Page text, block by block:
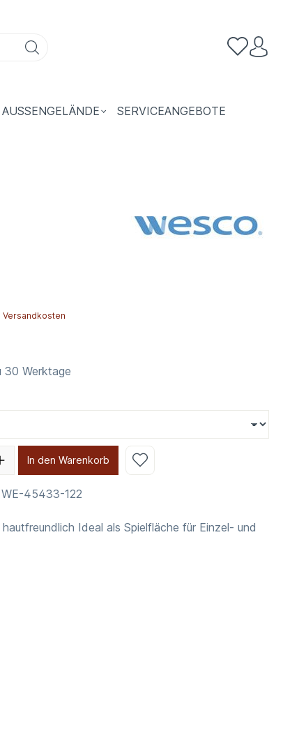
AUSSENGELÄNDE SERVICEANGEBOTE
Versandkosten
30 Werktage
In den Warenkorb
WE-45433-122
Ideal als Spielfläche für Einzel- und